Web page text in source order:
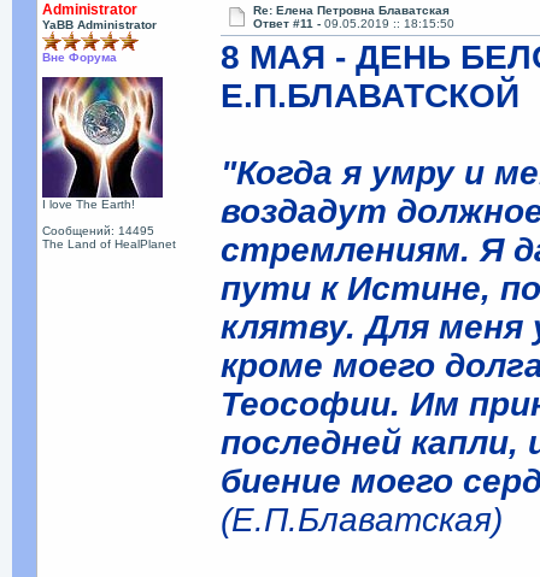
Administrator
YaBB Administrator
Вне Форума
I love The Earth!
Сообщений: 14495
The Land of HealPlanet
Re: Елена Петровна Блаватская
Ответ #11 -09.05.2019 :: 18:15:50
8 МАЯ - ДЕНЬ
Е.П.БЛАВАТСКОЙ
"Когда я умру и
воздадут
стремлениям. Я
пути к Истине,
клятву. Для меня
кроме моего
Теософии. Им
последней
биение моего
(Е.П.Блаватская)